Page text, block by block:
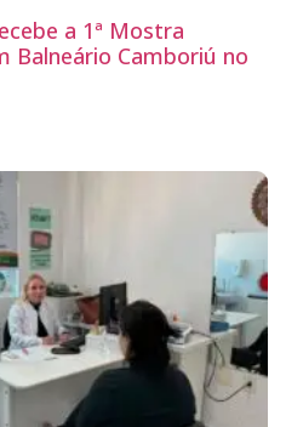
a 1ª Mostra
Balneário Camboriú no